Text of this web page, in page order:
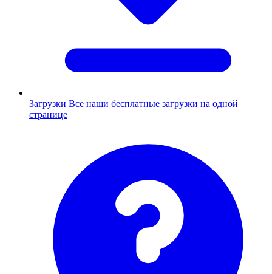
Загрузки Все наши бесплатные загрузки на одной
странице